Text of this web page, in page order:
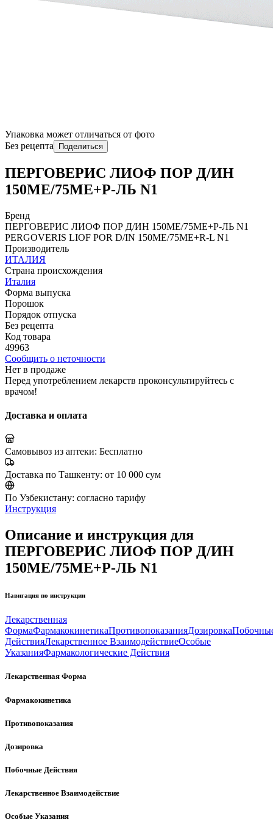
Упаковка может отличаться от фото
Без рецепта
Поделиться
ПЕРГОВЕРИС ЛИОФ ПОР Д/ИН
150МЕ/75МЕ+Р-ЛЬ N1
Бренд
ПЕРГОВЕРИС ЛИОФ ПОР Д/ИН 150МЕ/75МЕ+Р-ЛЬ N1
PЕRGOVЕRIS LIOF POR D/IN 150MЕ/75MЕ+R-L N1
Производитель
ИТАЛИЯ
Страна происхождения
Италия
Форма выпуска
Порошок
Порядок отпуска
Без рецепта
Код товара
49963
Сообщить о неточности
Нет в продаже
Перед употреблением лекарств проконсультируйтесь с
врачом!
Доставка и оплата
Самовывоз из аптеки: Бесплатно
Доставка по Ташкенту: от 10 000 сум
По Узбекистану: согласно тарифу
Инструкция
Описание и инструкция для
ПЕРГОВЕРИС ЛИОФ ПОР Д/ИН
150МЕ/75МЕ+Р-ЛЬ N1
Навигация по инструкции
Лекарственная
ФормаФармакокинетикаПротивопоказанияДозировка
ДействияЛекарственное ВзаимодействиеОсобые
УказанияФармакологические Действия
Лекарственная Форма
Фармакокинетика
Противопоказания
Дозировка
Побочные Действия
Лекарственное Взаимодействие
Особые Указания